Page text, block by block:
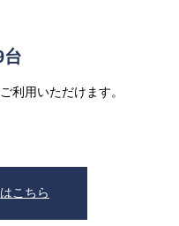
台
利用いただけます。
こちら